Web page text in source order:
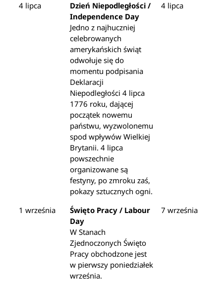
4 lipca
Dzień Niepodległości /
Independence Day
Jedno z najhuczniej
celebrowanych
amerykańskich świąt
odwołuje się do
momentu podpisania
Deklaracji
Niepodległości 4 lipca
1776 roku, dającej
początek nowemu
państwu, wyzwolonemu
spod wpływów Wielkiej
Brytanii. 4 lipca
powszechnie
organizowane są
festyny, po zmroku zaś,
pokazy sztucznych ogni.
4 lipca
1 września
Święto Pracy / Labour
Day
W Stanach
Zjednoczonych Święto
Pracy obchodzone jest
w pierwszy poniedziałek
września.
7 września